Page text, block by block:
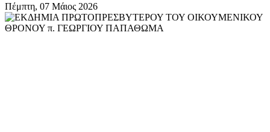
Πέμπτη, 07 Μάιος 2026